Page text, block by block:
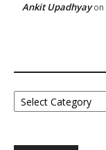
Ankit Upadhyayon
Categories